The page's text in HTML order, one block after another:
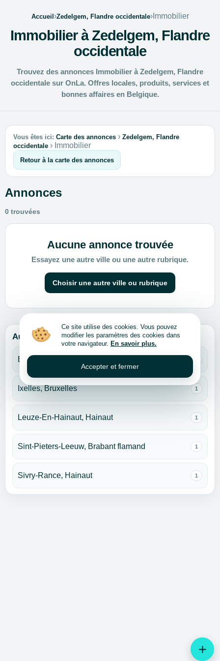
add
Accueil›Zedelgem, Flandre occidentale›Immobilier
Immobilier à Zedelgem, Flandre
occidentale
Trouvez des annonces Immobilier à Zedelgem, Flandre
occidentale sur OnLa. Offres locales, produits, services et
bonnes affaires en Belgique.
Vous êtes ici: Carte des annonces › Zedelgem, Flandre
occidentale › Immobilier
Retour à la carte des annonces
Annonces
0 trouvées
Aucune annonce trouvée
Essayez une autre ville ou une autre rubrique.
Choisir une autre ville ou rubrique
Autres villes pour cette rubrique
Bruxelles
Ixelles, Bruxelles 1
Leuze-En-Hainaut, Hainaut 1
Sint-Pieters-Leeuw, Brabant flamand 1
Sivry-Rance, Hainaut 1
Ce site utilise des cookies. Vous pouvez
modifier les paramètres des cookies dans
votre navigateur. En savoir plus.
Accepter et fermer